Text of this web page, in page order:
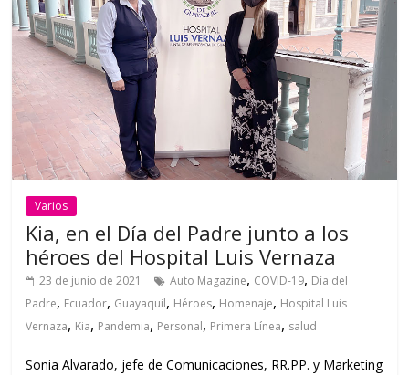
Varios
Kia, en el Día del Padre junto a los
héroes del Hospital Luis Vernaza
23 de junio de 2021 Auto Magazine, COVID-19, Día del
Padre, Ecuador, Guayaquil, Héroes, Homenaje, Hospital Luis
Vernaza, Kia, Pandemia, Personal, Primera Línea, salud
Sonia Alvarado, jefe de Comunicaciones, RR.PP. y Marketing